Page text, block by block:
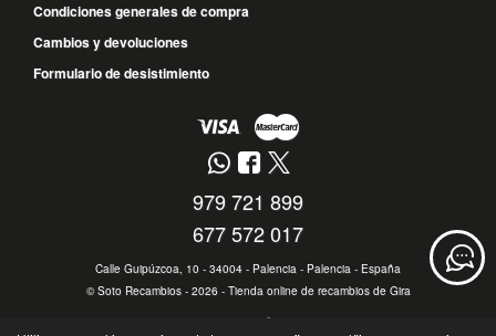
Condiciones generales de compra
Cambios y devoluciones
Formulario de desistimiento
979 721 899
677 572 017
Calle Guipúzcoa, 10 - 34004 - Palencia - Palencia - España
©Soto Recambios- 2026 - Tienda online de recambios de Gira